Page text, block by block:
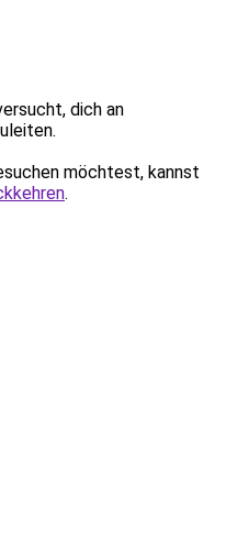
dich an
möchtest, kannst
.